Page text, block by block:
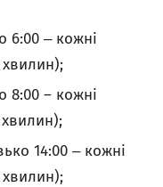
6:00 ‒ кожні
хвилин);
8:00 – кожні
14:00 ‒ кожні
хвилин);